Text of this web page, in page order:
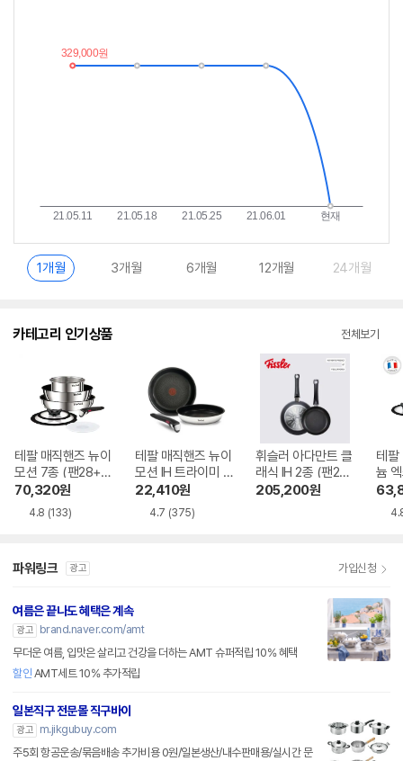
이
란?
1개월 3개월 6개월 12개월 24개월
카테고리 인기상품 전체보기
테팔 매직핸즈 뉴이
모션 7종 (팬28+궁
중26+냄비18+유리
뚜껑18,26+플라스
틱뚜껑18+분리형손
70,320원
4.8 (133)
테팔 매직핸즈 뉴이
모션 IH 트라이미 3
종 (팬22,24+손잡
22,410원
4.7 (375)
휘슬러 아다만트 클
래식 IH 2종 (팬20,
24)
205,200원
테팔
늄
코랄
6
수
파워링크 광고 가입신청
여름은 끝나도 혜택은 계속
광고
brand.naver.com/amt
무더운 여름, 입맛은 살리고 건강을 더하는 AMT 슈퍼적립 10% 혜택
할인 AMT세트 10% 추가적립
일본직구 전문몰 직구바이
광고
m.jikgubuy.com
주5회 항공운송/묶음배송 추가비용 0원/일본생산/내수판매용/실시간 문